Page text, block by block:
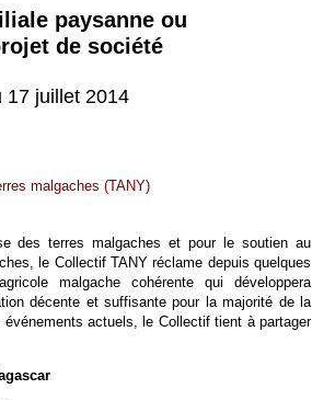
paysanne ou
de société
17 juillet 2014
malgaches (TANY)
des terres malgaches et pour le soutien au
le Collectif TANY réclame depuis quelques
malgache cohérente qui développera
décente et suffisante pour la majorité de la
actuels, le Collectif tient à partager